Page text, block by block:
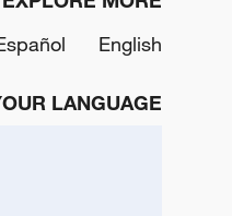
English
LANGUAGE